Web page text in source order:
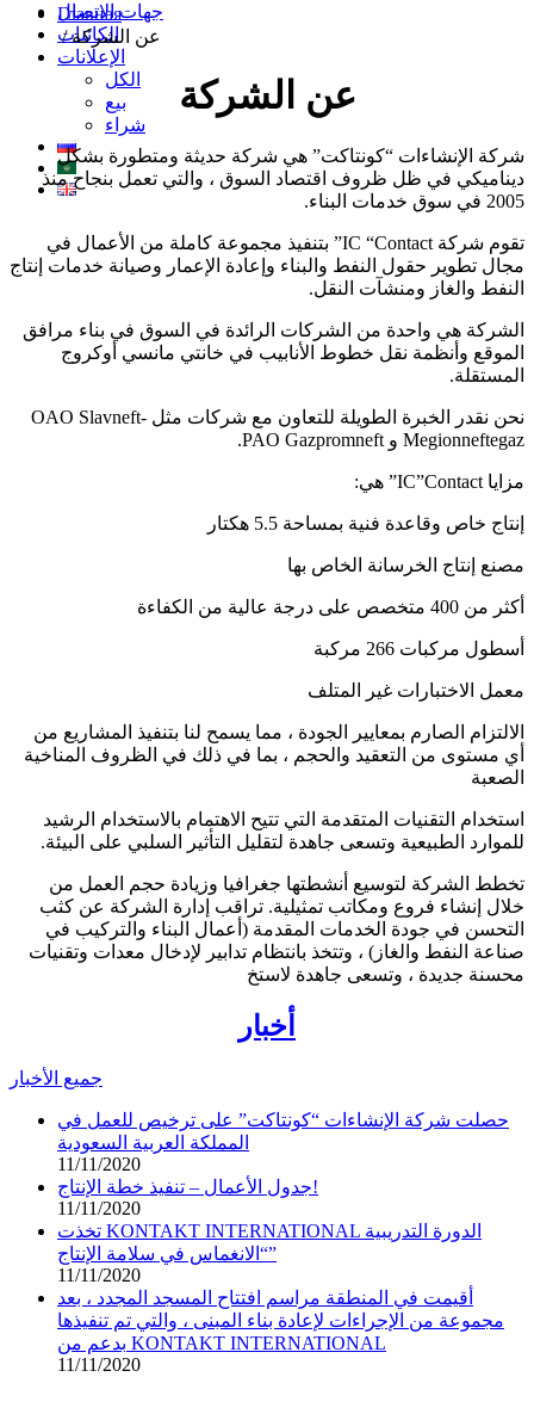
جهات الاتصال
الكائنات
الإعلانات
الكل
بيع
شراء
Главная
/عن الشركة
عن الشركة
شركة الإنشاءات “كونتاكت” هي شركة حديثة ومتطورة بشكل
ديناميكي في ظل ظروف اقتصاد السوق ، والتي تعمل بنجاح منذ
2005 في سوق خدمات البناء.
تقوم شركة IC “Contact” بتنفيذ مجموعة كاملة من الأعمال في
مجال تطوير حقول النفط والبناء وإعادة الإعمار وصيانة خدمات إنتاج
النفط والغاز ومنشآت النقل.
الشركة هي واحدة من الشركات الرائدة في السوق في بناء مرافق
الموقع وأنظمة نقل خطوط الأنابيب في خانتي مانسي أوكروج
المستقلة.
نحن نقدر الخبرة الطويلة للتعاون مع شركات مثل OAO Slavneft-
Megionneftegaz و PAO Gazpromneft.
مزايا IC”Contact” هي:
إنتاج خاص وقاعدة فنية بمساحة 5.5 هكتار
مصنع إنتاج الخرسانة الخاص بها
أكثر من 400 متخصص على درجة عالية من الكفاءة
أسطول مركبات 266 مركبة
معمل الاختبارات غير المتلف
الالتزام الصارم بمعايير الجودة ، مما يسمح لنا بتنفيذ المشاريع من
أي مستوى من التعقيد والحجم ، بما في ذلك في الظروف المناخية
الصعبة
استخدام التقنيات المتقدمة التي تتيح الاهتمام بالاستخدام الرشيد
للموارد الطبيعية وتسعى جاهدة لتقليل التأثير السلبي على البيئة.
تخطط الشركة لتوسيع أنشطتها جغرافيا وزيادة حجم العمل من
خلال إنشاء فروع ومكاتب تمثيلية. تراقب إدارة الشركة عن كثب
التحسن في جودة الخدمات المقدمة (أعمال البناء والتركيب في
صناعة النفط والغاز) ، وتتخذ بانتظام تدابير لإدخال معدات وتقنيات
محسنة جديدة ، وتسعى جاهدة لاستخ
أخبار
جميع الأخبار
حصلت شركة الإنشاءات “كونتاكت” على ترخيص للعمل في
المملكة العربية السعودية
11/11/2020
جدول الأعمال – تنفيذ خطة الإنتاج!
11/11/2020
تخذت KONTAKT INTERNATIONAL الدورة التدريبية
“الانغماس في سلامة الإنتاج”
11/11/2020
أقيمت في المنطقة مراسم افتتاح المسجد المجدد ، بعد
مجموعة من الإجراءات لإعادة بناء المبنى ، والتي تم تنفيذها
بدعم من KONTAKT INTERNATIONAL
11/11/2020